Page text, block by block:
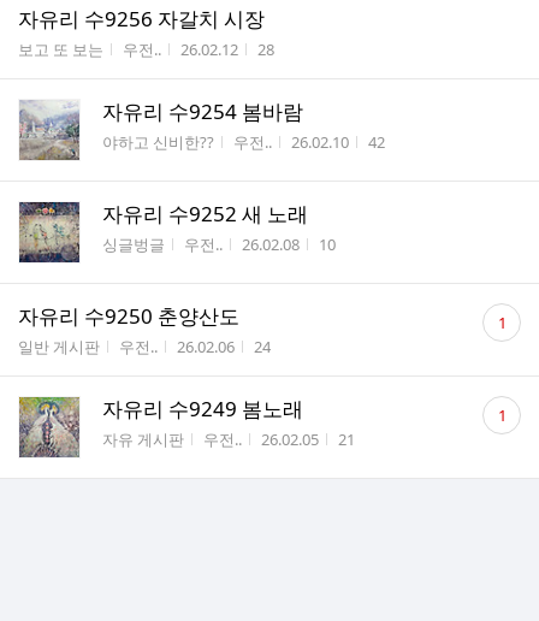
자유리 수9256 자갈치 시장
게시판명
보고 또 보는 작성자
우전.. 작성시간
26.02.12 조회수
28
자유리 수9254 봄바람
게시판명
야하고 신비한?? 작성자
우전.. 작성시간
26.02.10 조회수
42
자유리 수9252 새 노래
게시판명
싱글벙글 작성자
우전.. 작성시간
26.02.08 조회수
10
자유리 수9250 춘양산도
게시판명
일반 게시판 작성자
우전.. 작성시간
26.02.06 조회수
24
댓
글 1
자유리 수9249 봄노래
게시판명
자유 게시판 작성자
우전.. 작성시간
26.02.05 조회수
21
댓
글 1